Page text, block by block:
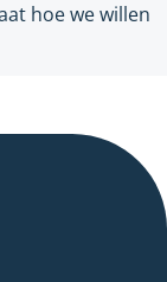
hoe we willen